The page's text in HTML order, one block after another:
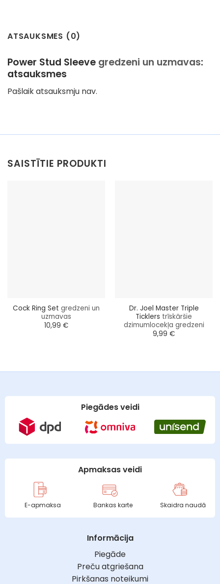
ATSAUKSMES (0)
Power Stud Sleeve gredzeni un uzmavas:
atsauksmes
Pašlaik atsauksmju nav.
SAISTĪTIE PRODUKTI
Cock Ring Set gredzeni un
uzmavas
10,99 €
Dr. Joel Master Triple
Ticklers trīskāršie
dzimumlocekļa gredzeni
9,99 €
Piegādes veidi
Apmaksas veidi
E-apmaksa Bankas karte Skaidra naudā
Informācija
Piegāde
Preču atgriešana
Pirkšanas noteikumi